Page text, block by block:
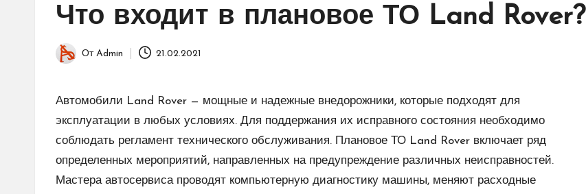
Что входит в плановое ТО Land Rover?
Запись
От Admin 21.02.2021
Автомобили Land Rover — мощные и надежные внедорожники, которые подходят для
эксплуатации в любых условиях. Для поддержания их исправного состояния необходимо
соблюдать регламент технического обслуживания. Плановое ТО Land Rover включает ряд
определенных мероприятий, направленных на предупреждение различных неисправностей.
Мастера автосервиса проводят компьютерную диагностику машины, меняют расходные